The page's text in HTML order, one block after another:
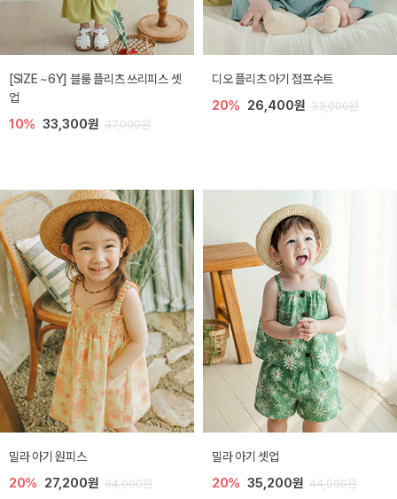
[SIZE ~6Y] 블룸 플리츠 쓰리피스 셋
업
10% 33,300원 37,000원
디오 플리츠 아기 점프수트
20% 26,400원 33,000원
밀라 아기 원피스
20% 27,200원 34,000원
밀라 아기 셋업
20% 35,200원 44,000원